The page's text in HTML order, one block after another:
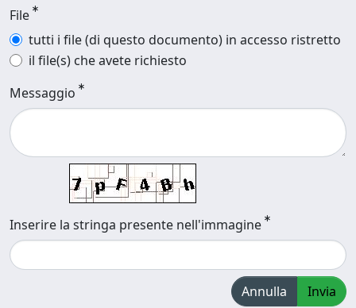
File
tutti i file (di questo documento) in accesso ristretto
il file(s) che avete richiesto
Messaggio
Inserire la stringa presente nell'immagine
Annulla Invia